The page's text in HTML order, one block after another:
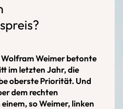
Weimer betonte
im letzten Jahr, die
oberste Priorität. Und
dem rechten
so Weimer, linken